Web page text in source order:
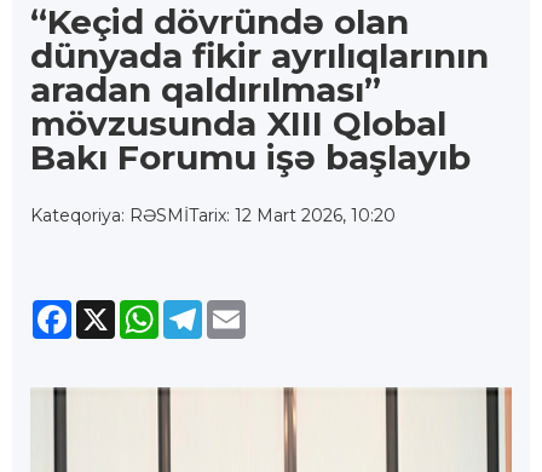
“Keçid dövründə olan
dünyada fikir ayrılıqlarının
aradan qaldırılması”
mövzusunda XIII Qlobal
Bakı Forumu işə başlayıb
Kateqoriya: RƏSMİTarix: 12 Mart 2026, 10:20
Facebook
X WhatsApp
Telegram